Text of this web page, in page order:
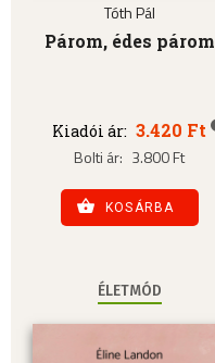
Tóth Pál
Párom, édes párom
Kiadói ár: 3.420 Ft
Bolti ár: 3.800 Ft
KOSÁRBA
ÉLETMÓD